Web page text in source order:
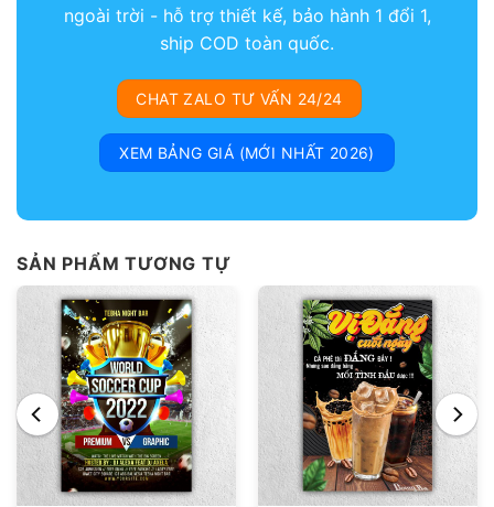
ngoài trời - hỗ trợ thiết kế, bảo hành 1 đổi 1,
ship COD toàn quốc.
CHAT ZALO TƯ VẤN 24/24
XEM BẢNG GIÁ (MỚI NHẤT 2026)
SẢN PHẨM TƯƠNG TỰ